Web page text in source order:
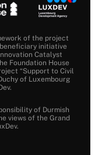
of the project
beneficiary initiative
Catalyst
Foundation House
“Support to Civil
of Luxembourg
of Durmish
views of the Grand